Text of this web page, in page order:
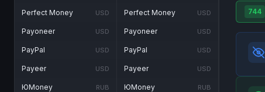
Perfect Money USD
Payoneer USD
PayPal USD
Payeer USD
ЮMoney RUB
Perfect Money USD
Payoneer USD
PayPal USD
Payeer USD
ЮMoney RUB
744